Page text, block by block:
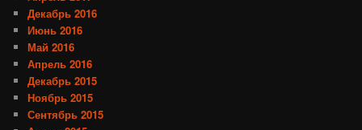
Декабрь 2016
Июнь 2016
Май 2016
Апрель 2016
Декабрь 2015
Ноябрь 2015
Сентябрь 2015